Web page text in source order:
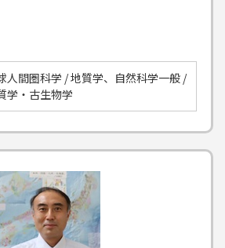
人間圏科学 / 地質学、自然科学一般 /
学・古生物学